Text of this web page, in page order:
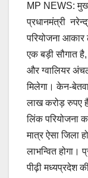
MP NEWS:
प्रधानमंत्री
परियोजना आकार
एक बड़ी सौगात है,
और ग्वालियर
मिलेगा। केन-
लाख करोड़ रुपए
लिंक परियोजना
मात्र ऐसा जिला
लाभन्वित होगा।
पीढ़ी मध्यप्रदेश